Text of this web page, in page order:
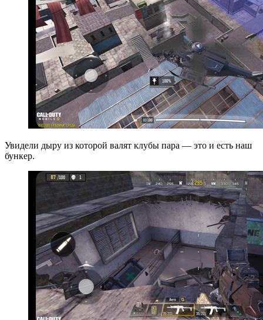
Увидели дыру из которой валят клубы пара — это и есть наш
бункер.